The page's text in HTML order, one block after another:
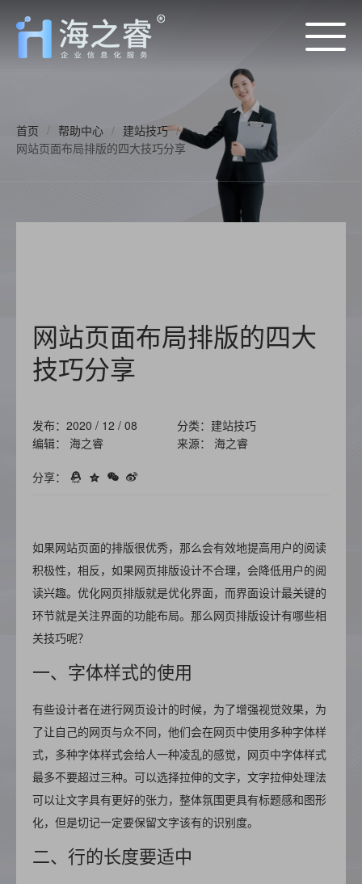
首页 / 帮助中心 / 建站技巧 /
网站页面布局排版的四大技巧分享
网站页面布局排版的四大
技巧分享
发布：2020 / 12 / 08
分类：建站技巧
编辑： 海之睿
来源： 海之睿
分享：
如果网站页面的排版很优秀，那么会有效地提高用户的阅读
积极性，相反，如果网页排版设计不合理，会降低用户的阅
读兴趣。优化网页排版就是优化界面，而界面设计最关键的
环节就是关注界面的功能布局。那么网页排版设计有哪些相
关技巧呢？
一、字体样式的使用
有些设计者在进行网页设计的时候，为了增强视觉效果，为
了让自己的网页与众不同，他们会在网页中使用多种字体样
式，多种字体样式会给人一种凌乱的感觉，网页中字体样式
最多不要超过三种。可以选择拉伸的文字，文字拉伸处理法
可以让文字具有更好的张力，整体氛围更具有标题感和图形
化，但是切记一定要保留文字该有的识别度。
二、行的长度要适中